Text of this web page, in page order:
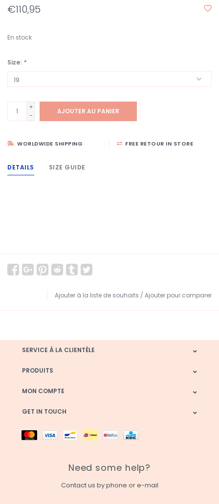
€110,95
En stock
Size: *
+
-
AJOUTER AU PANIER
WORLDWIDE SHIPPING FREE RETOUR IN STORE
DETAILS SIZE GUIDE
Ajouter à la liste de souhaits / Ajouter pour comparer
SERVICE À LA CLIENTÈLE
PRODUITS
MON COMPTE
GET IN TOUCH
Need some help?
Contact us by phone or e-mail